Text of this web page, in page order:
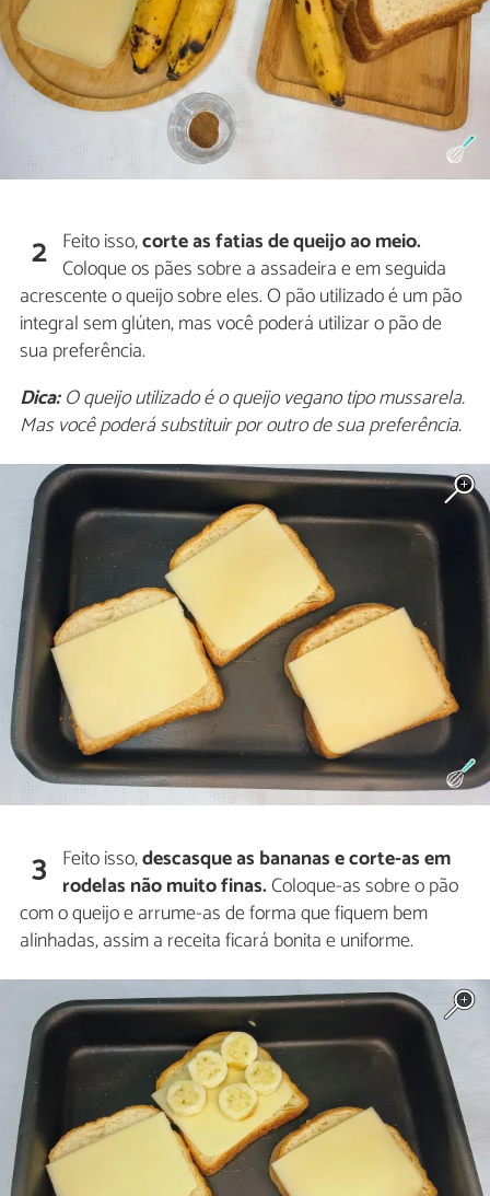
2 Feito isso,corte as fatias de queijo ao meio.
Coloque os pães sobre a assadeira e em seguida
acrescente o queijo sobre eles. O pão utilizado é um pão
integral sem glúten, mas você poderá utilizar o pão de
sua preferência.
Dica:O queijo utilizado é o queijo vegano tipo mussarela.
Mas você poderá substituir por outro de sua preferência.
3 Feito isso,descasque as bananas e corte-as em
rodelas não muito finas.Coloque-as sobre o pão
com o queijo e arrume-as de forma que fiquem bem
alinhadas, assim a receita ficará bonita e uniforme.